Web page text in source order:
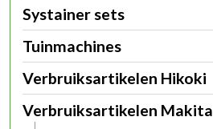
Systainer sets
Tuinmachines
Verbruiksartikelen Hikoki
Verbruiksartikelen Makita